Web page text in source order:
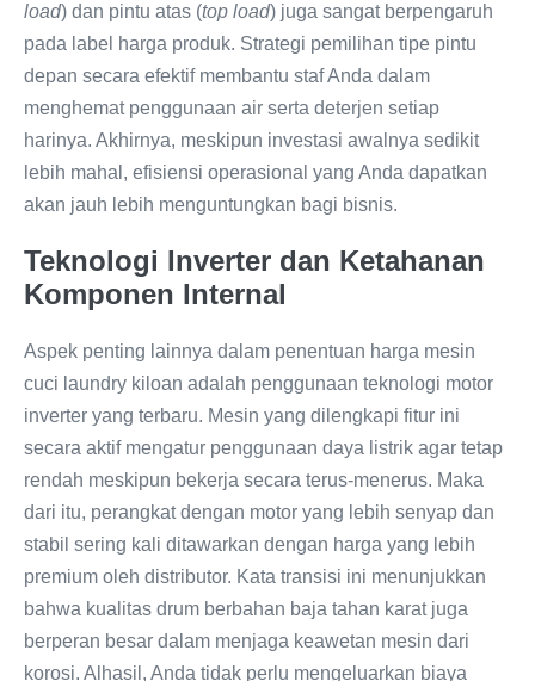
load) dan pintu atas (top load) juga sangat berpengaruh
pada label harga produk. Strategi pemilihan tipe pintu
depan secara efektif membantu staf Anda dalam
menghemat penggunaan air serta deterjen setiap
harinya. Akhirnya, meskipun investasi awalnya sedikit
lebih mahal, efisiensi operasional yang Anda dapatkan
akan jauh lebih menguntungkan bagi bisnis.
Teknologi Inverter dan Ketahanan
Komponen Internal
Aspek penting lainnya dalam penentuan harga mesin
cuci laundry kiloan adalah penggunaan teknologi motor
inverter yang terbaru. Mesin yang dilengkapi fitur ini
secara aktif mengatur penggunaan daya listrik agar tetap
rendah meskipun bekerja secara terus-menerus. Maka
dari itu, perangkat dengan motor yang lebih senyap dan
stabil sering kali ditawarkan dengan harga yang lebih
premium oleh distributor. Kata transisi ini menunjukkan
bahwa kualitas drum berbahan baja tahan karat juga
berperan besar dalam menjaga keawetan mesin dari
korosi. Alhasil, Anda tidak perlu mengeluarkan biaya